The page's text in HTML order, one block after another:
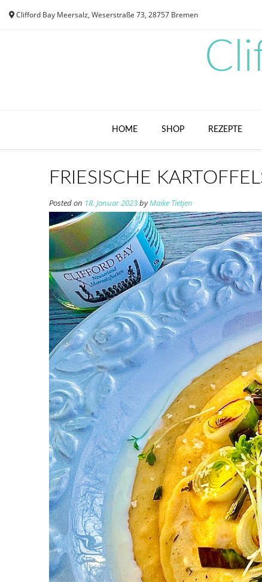
Clifford Bay Meersalz, Weserstraße 73, 28757 Bremen
HOME SHOP REZEPTE
FRIESISCHE
Posted on 18. Januar 2023byMaike Tietjen